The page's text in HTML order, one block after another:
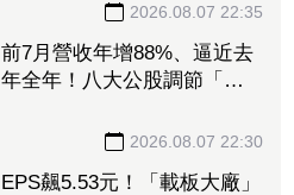
2026.08.07 22:35
前7月營收年增88%、逼近去
年全年！八大公股調節「這
2026.08.07 22:30
EPS飆5.53元！「載板大廠」